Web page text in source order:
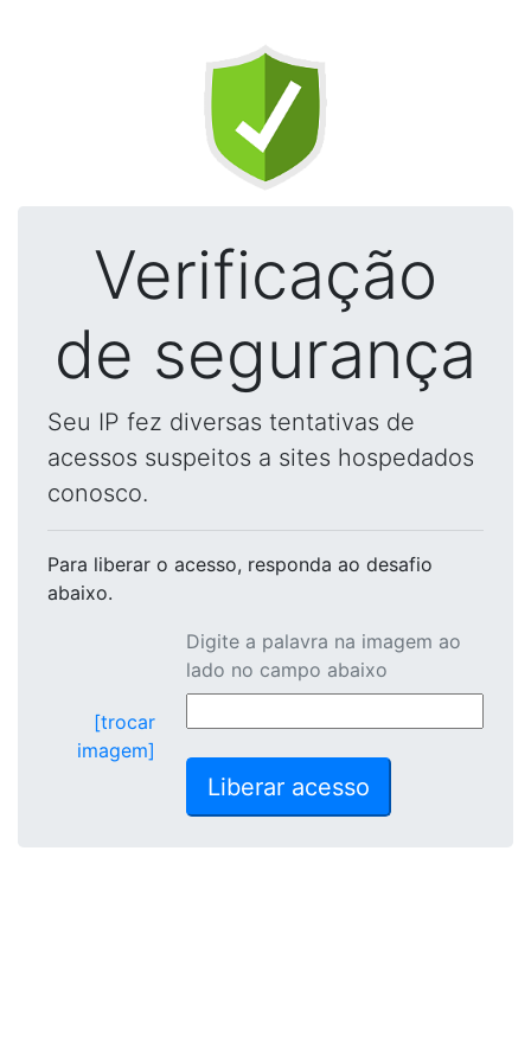
Verificação
de segurança
Seu IP fez diversas tentativas de
acessos suspeitos a sites hospedados
conosco.
Para liberar o acesso, responda ao desafio
abaixo.
[trocar
imagem]
Digite a palavra na imagem ao
lado no campo abaixo